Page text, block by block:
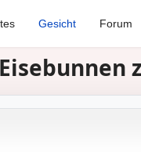
Gesicht Forum